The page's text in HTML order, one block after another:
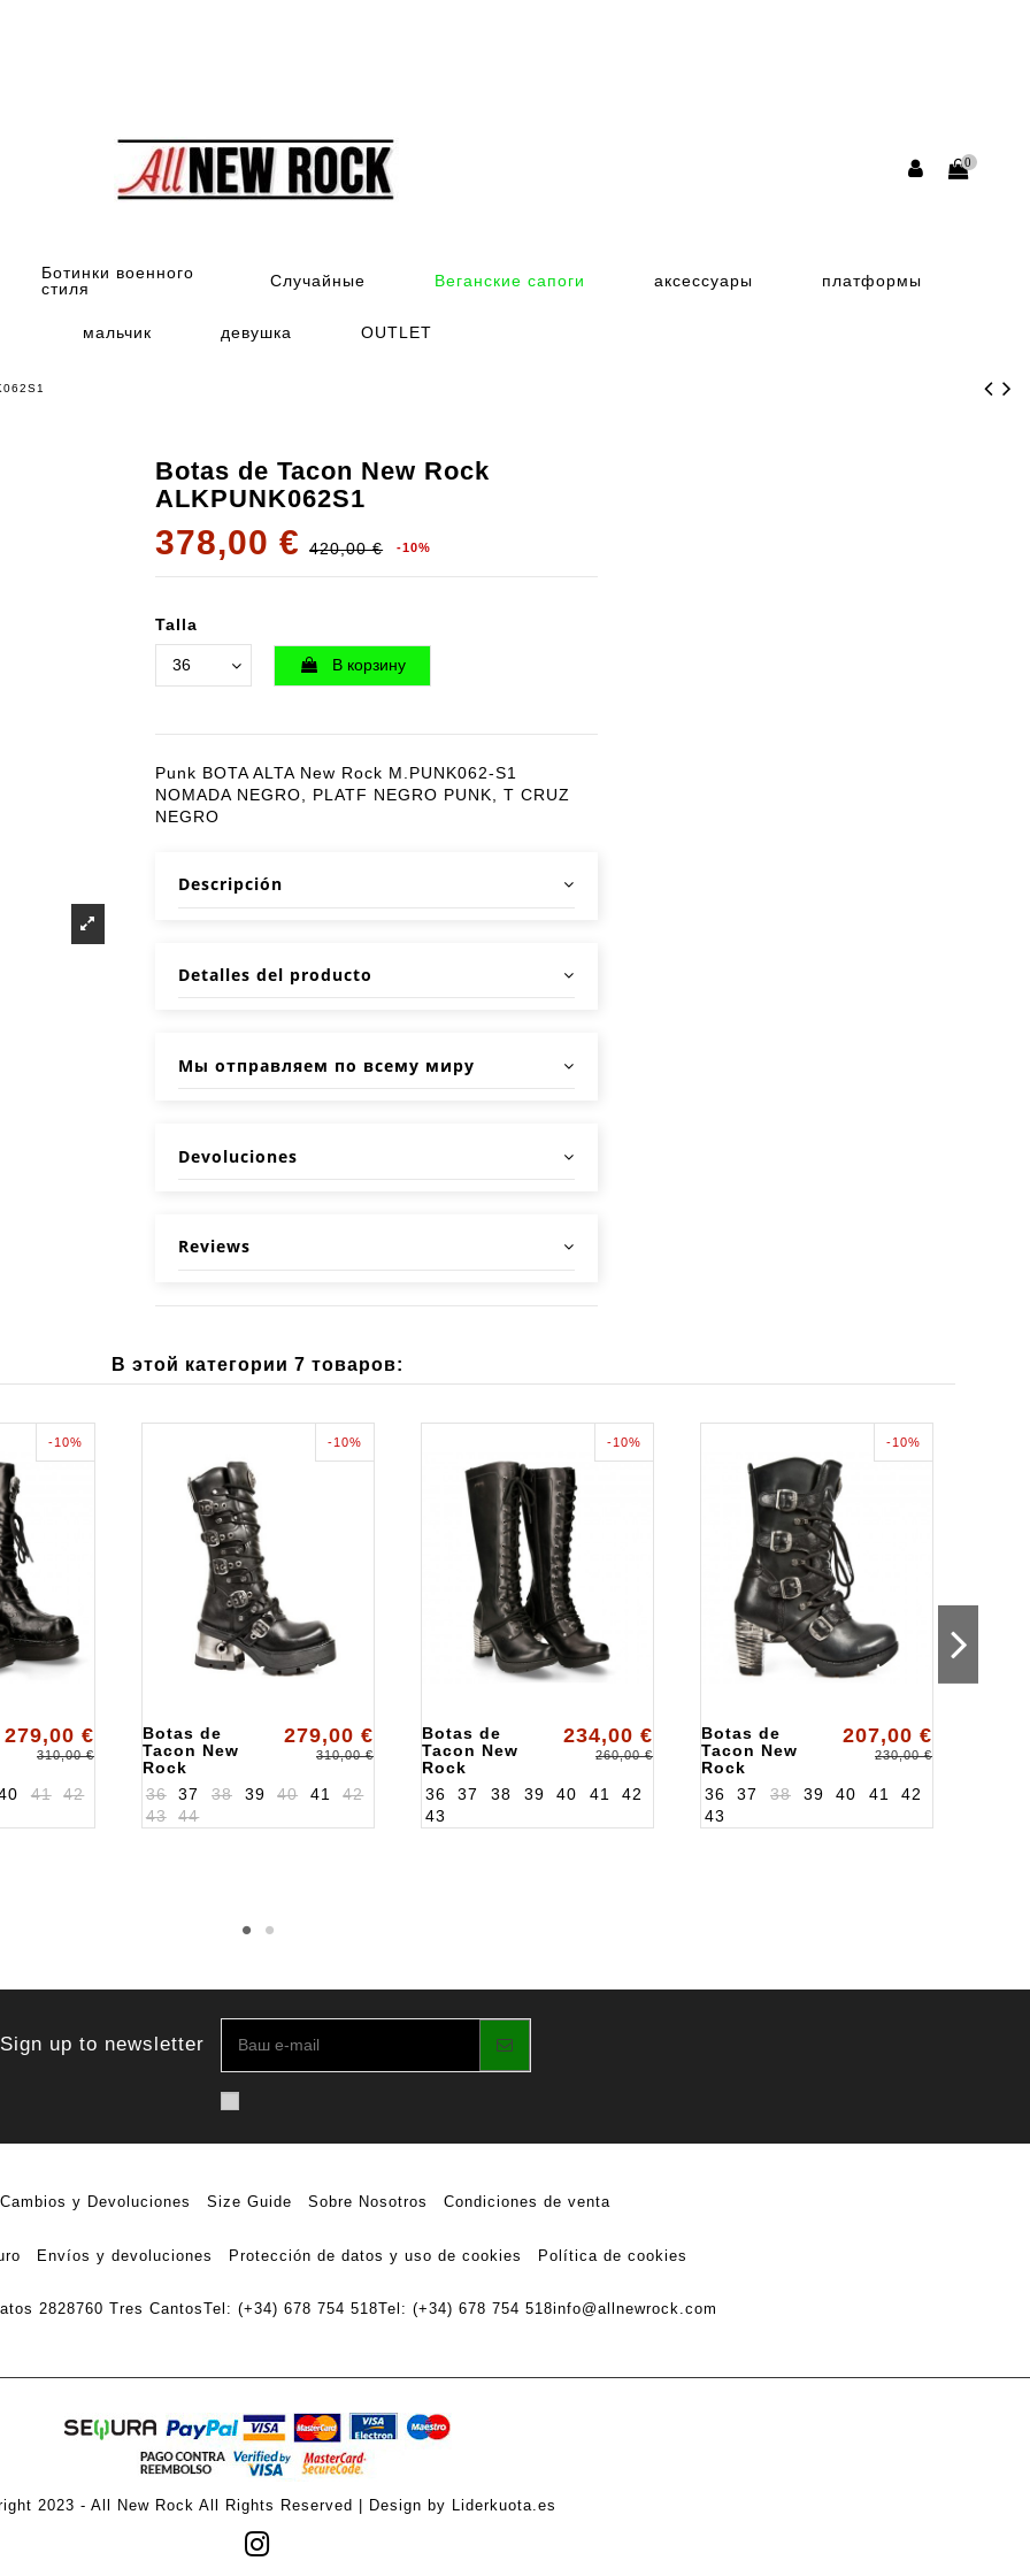
0
Ботинки военного
стиля
Случайные Веганские сапоги аксессуары платформы
мальчик девушка OUTLET
Botas de Tacon New Rock
ALKPUNK062S1
378,00 € 420,00 € -10%
Talla
В корзину
Punk BOTA ALTA New Rock M.PUNK062-S1
NOMADA NEGRO, PLATF NEGRO PUNK, T CRUZ
NEGRO
Descripción
Detalles del producto
Мы отправляем по всему миру
Devoluciones
Reviews
В этой категории 7 товаров:
-10%
279,00 €
310,00 €
41 42
-10%
Botas de
Tacon New
Rock
ALK1016S1
279,00 €
310,00 €
36 37 38 39 40 41
42
43
44
-10%
Botas de
Tacon New
Rock
ALKTR005S1
234,00 €
260,00 €
36 37 38 39 40 41
42
43
-10%
Botas de
Tacon New
Rock
ALKTR003S1
207,00 €
230,00 €
36 37 38 39 40 41
42
43
Sign up to newsletter
Cambios y Devoluciones Size Guide Sobre Nosotros Condiciones de venta
Envíos y devoluciones Protección de datos y uso de cookies Política de cookies
2828760 Tres CantosTel: (+34) 678 754 518Tel: (+34) 678 754 518info@allnewrock.com
2023 - All New Rock All Rights Reserved | Design by Liderkuota.es